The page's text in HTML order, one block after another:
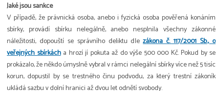
Jaké jsou sankce
V případě, že právnická osoba, anebo i fyzická osoba pověřená konáním
sbírky, provádí sbírku nelegálně, anebo nesplnila všechny zákonné
náležitosti, dopouští se správního deliktu dlezákona č. 117/2001 Sb., o
veřejných sbírkácha hrozí jí pokuta až do výše 500 000 Kč. Pokud by se
prokázalo, že někdo úmyslně vybral v rámci nelegální sbírky více než 5 tisíc
korun, dopustil by se trestného činu podvodu, za který trestní zákoník
ukládá sazbu v dolní hranici až dvou let odnětí svobody.